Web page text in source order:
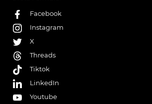
Facebook
Instagram
X
Threads
Tiktok
LinkedIn
Youtube